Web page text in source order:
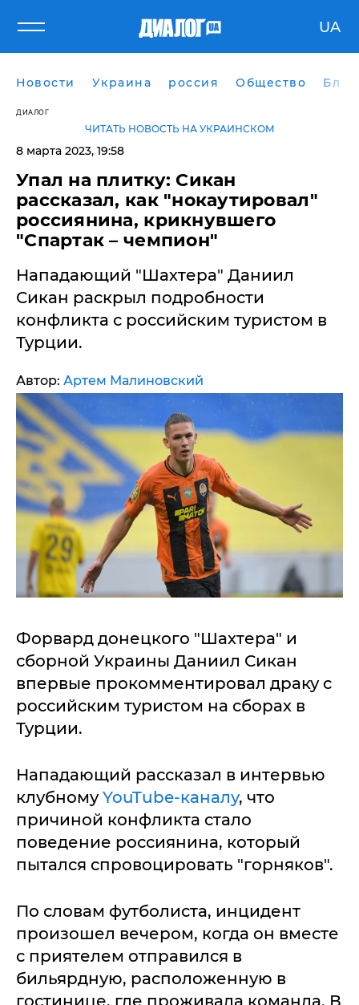
UA
Новости Украина россия Общество
ДИАЛОГ
ЧИТАТЬ НОВОСТЬ НА УКРАИНСКОМ
8 марта 2023, 19:58
Упал на плитку: Сикан
рассказал, как "нокаутировал"
россиянина, крикнувшего
"Спартак – чемпион"
Нападающий "Шахтера" Даниил
Сикан раскрыл подробности
конфликта с российским туристом в
Турции.
Автор: Артем Малиновский
Форвард донецкого "Шахтера" и
сборной Украины Даниил Сикан
впервые прокомментировал драку с
российским туристом на сборах в
Турции.
Нападающий рассказал в интервью
клубномуYouTube-каналу, что
причиной конфликта стало
поведение россиянина, который
пытался спровоцировать "горняков".
По словам футболиста, инцидент
произошел вечером, когда он вместе
с приятелем отправился в
бильярдную, расположенную в
гостинице, где проживала команда. В